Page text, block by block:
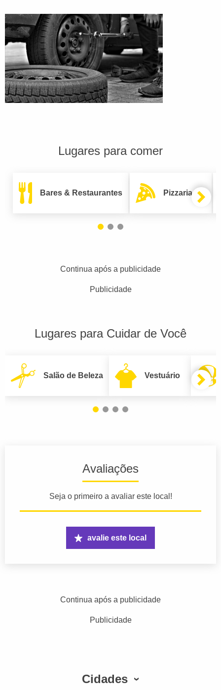
Lugares para comer
Bares & Restaurantes Pizzarias
Continua após a publicidade
Publicidade
Lugares para Cuidar de Você
Salão de Beleza Vestuário
Avaliações
Seja o primeiro a avaliar este local!
avalie este local
Continua após a publicidade
Publicidade
Cidades